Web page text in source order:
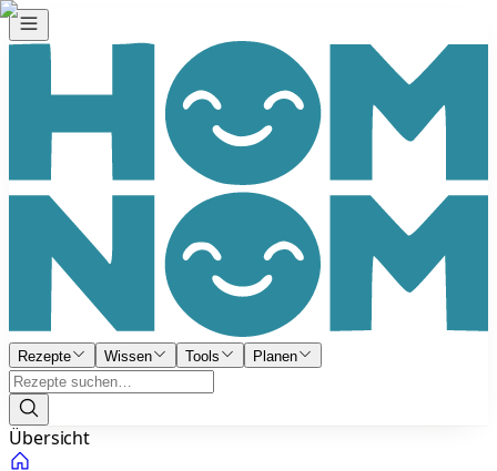
Rezepte Wissen Tools Planen
Übersicht